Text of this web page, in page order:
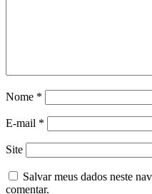
Nome *
E-mail *
Site
Salvar meus dados neste
comentar.